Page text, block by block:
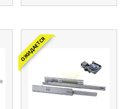
ОЖИДАЕТСЯ